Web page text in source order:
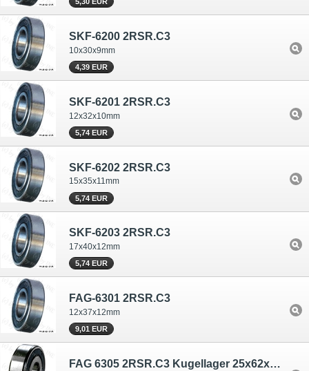
SKF-6200 2RSR.C3
10x30x9mm
4,39 EUR
SKF-6201 2RSR.C3
12x32x10mm
5,74 EUR
SKF-6202 2RSR.C3
15x35x11mm
5,74 EUR
SKF-6203 2RSR.C3
17x40x12mm
5,74 EUR
FAG-6301 2RSR.C3
12x37x12mm
9,01 EUR
FAG 6305 2RSR.C3 Kugellager 25x62x17mm